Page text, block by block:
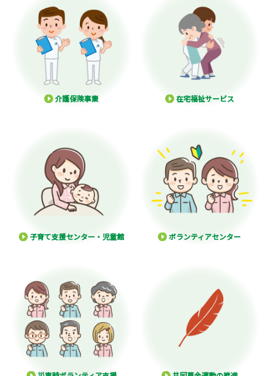
介護保険事業 在宅福祉サービス
子育て支援センター・児童館 ボランティアセンター